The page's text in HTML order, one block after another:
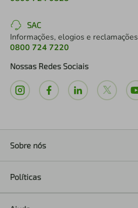
SAC
Informações, elogios e reclamações
0800 724 7220
Nossas Redes Sociais
Sobre nós
Políticas